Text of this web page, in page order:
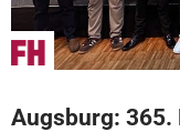
Augsburg: